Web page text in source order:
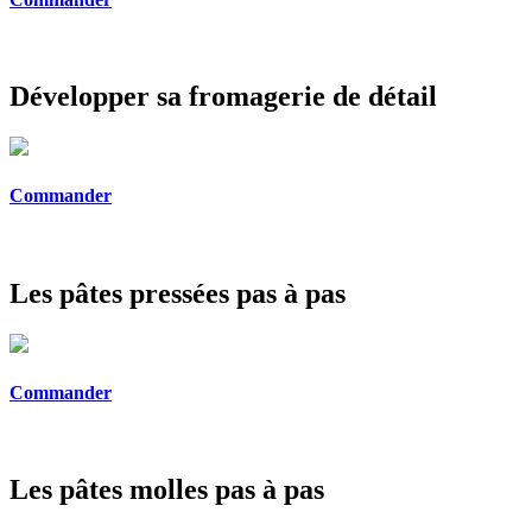
Développer sa fromagerie de détail
Commander
Les pâtes pressées pas à pas
Commander
Les pâtes molles pas à pas